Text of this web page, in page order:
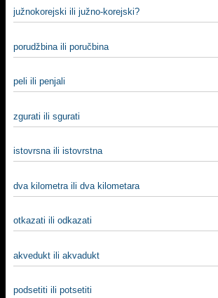
južnokorejski ili južno-korejski?
porudžbina ili poručbina
peli ili penjali
zgurati ili sgurati
istovrsna ili istovrstna
dva kilometra ili dva kilometara
otkazati ili odkazati
akvedukt ili akvadukt
podsetiti ili potsetiti